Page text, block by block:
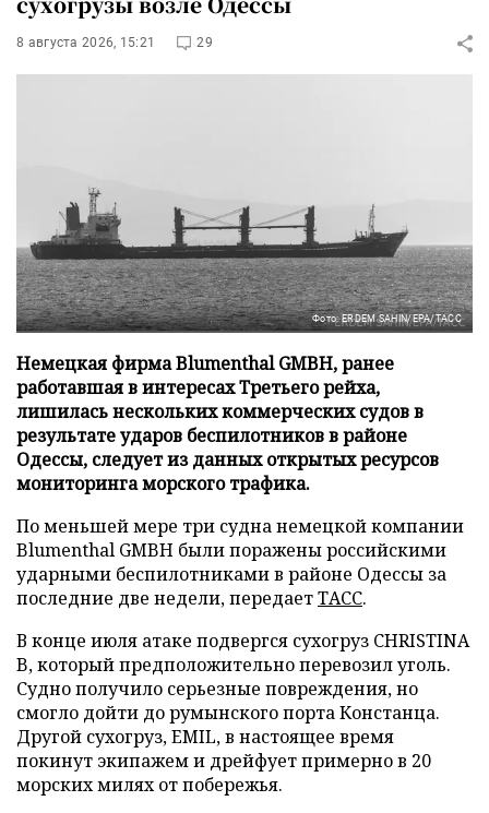
8 августа 2026, 15:21 29
Фото: ERDEM SAHIN/EPA/ТАСС
Немецкая фирма Blumenthal GMBH, ранее
работавшая в интересах Третьего рейха,
лишилась нескольких коммерческих судов в
результате ударов беспилотников в районе
Одессы, следует из данных открытых ресурсов
мониторинга морского трафика.
По меньшей мере три судна немецкой компании
Blumenthal GMBH были поражены российскими
ударными беспилотниками в районе Одессы за
последние две недели, передаетТАСС.
В конце июля атаке подвергся сухогруз CHRISTINA
B, который предположительно перевозил уголь.
Судно получило серьезные повреждения, но
смогло дойти до румынского порта Констанца.
Другой сухогруз, EMIL, в настоящее время
покинут экипажем и дрейфует примерно в 20
морских милях от побережья.